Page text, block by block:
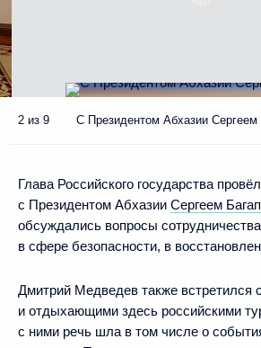
2 из 9 С Президентом Абхазии Сергеем
Глава Российского государства
с Президентом Абхазии Сергеем
обсуждались вопросы
в сфере безопасности, в
Дмитрий Медведев также встретился
и отдыхающими здесь российскими
с ними речь шла в том числе о